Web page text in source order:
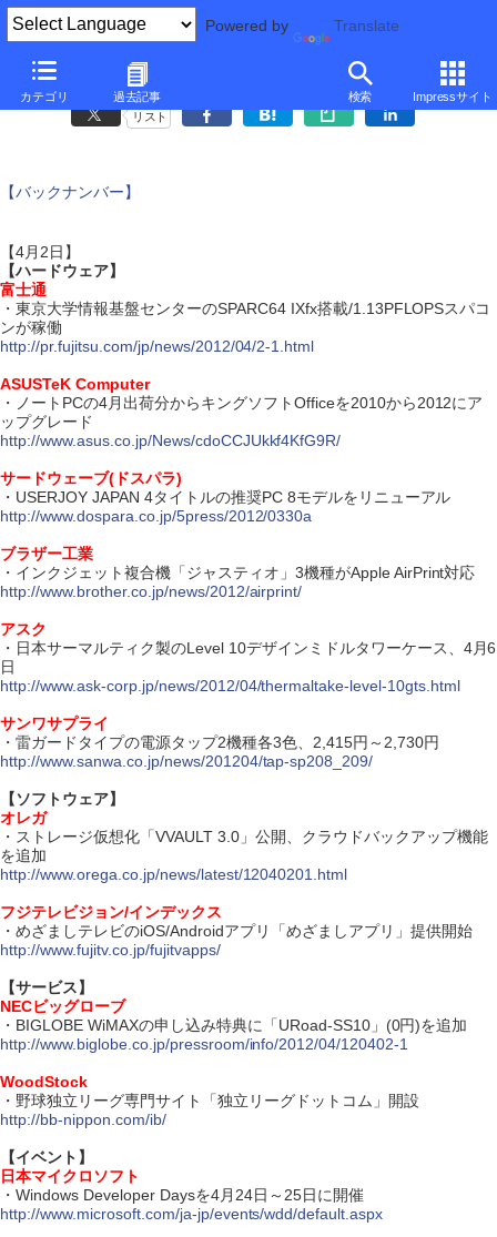
Powered by Translate
カテゴリ 過去記事 検索 Impressサイト
リスト
【バックナンバー】
【4月2日】
【ハードウェア】
富士通
・東京大学情報基盤センターのSPARC64 IXfx搭載/1.13PFLOPSスパコ
ンが稼働
http://pr.fujitsu.com/jp/news/2012/04/2-1.html
ASUSTeK Computer
・ノートPCの4月出荷分からキングソフトOfficeを2010から2012にア
ップグレード
http://www.asus.co.jp/News/cdoCCJUkkf4KfG9R/
サードウェーブ(ドスパラ)
・USERJOY JAPAN 4タイトルの推奨PC 8モデルをリニューアル
http://www.dospara.co.jp/5press/2012/0330a
ブラザー工業
・インクジェット複合機「ジャスティオ」3機種がApple AirPrint対応
http://www.brother.co.jp/news/2012/airprint/
アスク
・日本サーマルティク製のLevel 10デザインミドルタワーケース、4月6
日
http://www.ask-corp.jp/news/2012/04/thermaltake-level-10gts.html
サンワサプライ
・雷ガードタイプの電源タップ2機種各3色、2,415円～2,730円
http://www.sanwa.co.jp/news/201204/tap-sp208_209/
【ソフトウェア】
オレガ
・ストレージ仮想化「VVAULT 3.0」公開、クラウドバックアップ機能
を追加
http://www.orega.co.jp/news/latest/12040201.html
フジテレビジョン/インデックス
・めざましテレビのiOS/Androidアプリ「めざましアプリ」提供開始
http://www.fujitv.co.jp/fujitvapps/
【サービス】
NECビッグローブ
・BIGLOBE WiMAXの申し込み特典に「URoad-SS10」(0円)を追加
http://www.biglobe.co.jp/pressroom/info/2012/04/120402-1
WoodStock
・野球独立リーグ専門サイト「独立リーグドットコム」開設
http://bb-nippon.com/ib/
【イベント】
日本マイクロソフト
・Windows Developer Daysを4月24日～25日に開催
http://www.microsoft.com/ja-jp/events/wdd/default.aspx